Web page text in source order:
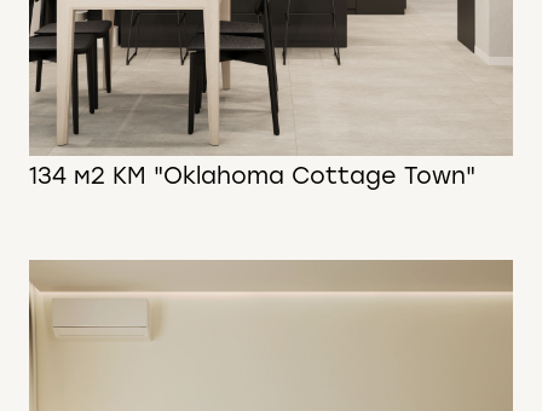
134 м2 КМ "Oklahoma Cottage Town"